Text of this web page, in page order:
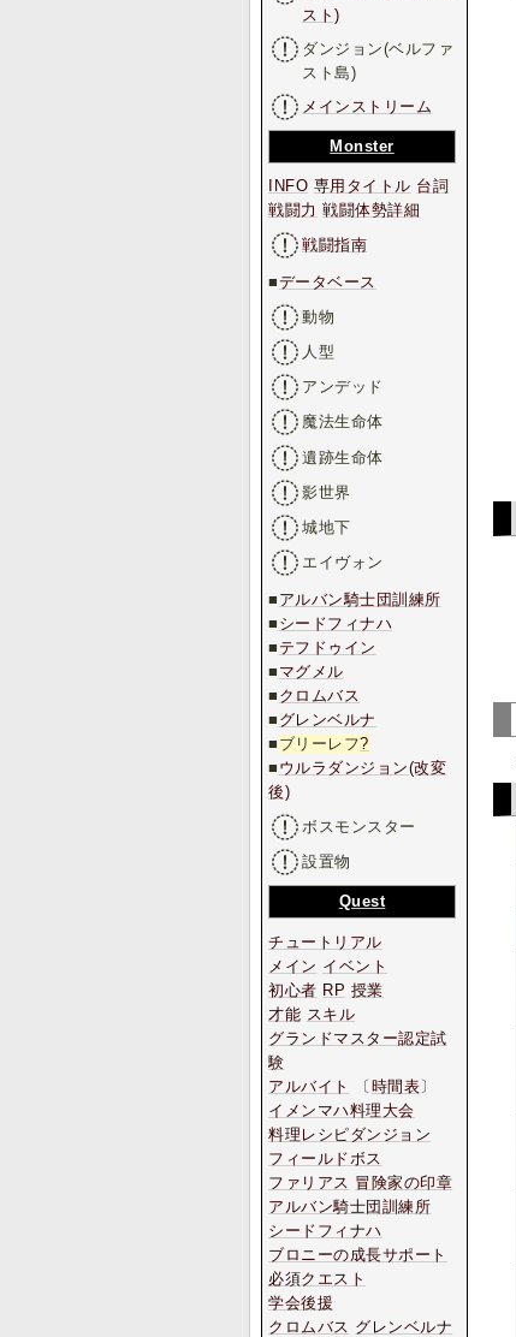
スト)
ダンジョン(ベルファ
スト島)
メインストリーム
Monster
INFO 専用タイトル 台詞
戦闘力 戦闘体勢詳細
戦闘指南
■データベース
動物
人型
アンデッド
魔法生命体
遺跡生命体
影世界
城地下
エイヴォン
■ アルバン騎士団訓練所
■ シードフィナハ
■ テフドゥイン
■ マグメル
■ クロムバス
■ グレンベルナ
■ ブリーレフ?
■ ウルラダンジョン(改変
後)
ボスモンスター
設置物
Quest
チュートリアル
メイン イベント
初心者 RP 授業
才能 スキル
グランドマスター認定試
験
アルバイト
〔時間表〕
イメンマハ料理大会
料理レシピダンジョン
フィールドボス
ファリアス 冒険家の印章
アルバン騎士団訓練所
シードフィナハ
ブロニーの成長サポート
必須クエスト
学会後援
クロムバス グレンベルナ